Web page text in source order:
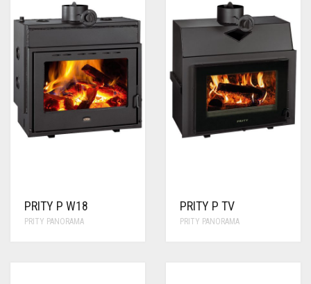
PRITY P W18
PRITY PANORAMA
PRITY P TV
PRITY PANORAMA